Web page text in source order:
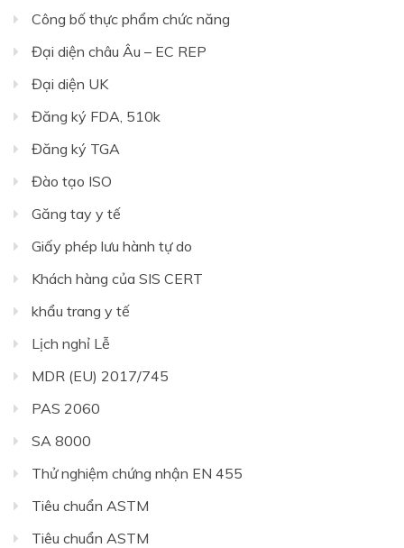
Công bố thực phẩm chức năng
Đại diện châu Âu – EC REP
Đại diện UK
Đăng ký FDA, 510k
Đăng ký TGA
Đào tạo ISO
Găng tay y tế
Giấy phép lưu hành tự do
Khách hàng của SIS CERT
khẩu trang y tế
Lịch nghỉ Lễ
MDR (EU) 2017/745
PAS 2060
SA 8000
Thử nghiệm chứng nhận EN 455
Tiêu chuẩn ASTM
Tiêu chuẩn ASTM